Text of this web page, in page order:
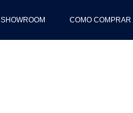
SHOWROOM COMO COMPRAR